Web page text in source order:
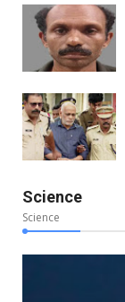
Science
Science